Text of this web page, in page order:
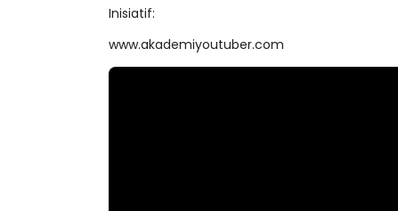
Inisiatif:
www.akademiyoutuber.com